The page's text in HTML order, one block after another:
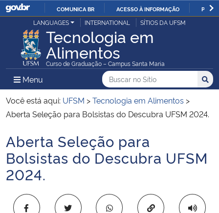
IR
PARA
O
CONTEÚDO
COMUNICA BR ACESSO À INFORMAÇÃO
Ministério da Justiça e Segurança Pública
Ministério da Defesa
Ministério das Relações Exteriores
Ministério da Infraestrutura
Ministério da Agricultura, Pecuária e Abastecimento
Ministério da Educação
LANGUAGES INTERNATIONAL SÍTIOS DA UFSM
Tecnologia em
Alimentos
Curso de Graduação – Campus Santa Maria
Menu Menu Principal do Sítio
Busca
Buscar no no Sítio
Busca:
Você está aqui: UFSM >Tecnologia em Alimentos >
Aberta Seleção para Bolsistas do Descubra UFSM 2024.
Início do conteúdo
Aberta Seleção para
Bolsistas do Descubra UFSM
2024.
Copiar para área